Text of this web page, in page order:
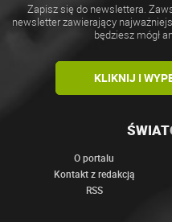
Zapisz się do newslettera.
newsletter zawierający
będziesz mógł
KLIKNIJ I
ŚWIAT
O portalu
Kontakt z redakcją
RSS